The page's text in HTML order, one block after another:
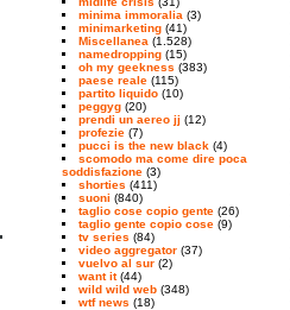
minima immoralia (3)
minimarketing (41)
Miscellanea (1.528)
namedropping (15)
oh my geekness (383)
paese reale (115)
partito liquido (10)
peggyg (20)
prendi un aereo jj (12)
profezie (7)
pucci is the new black (4)
scomodo ma come dire poca
soddisfazione (3)
shorties (411)
suoni (840)
taglio cose copio gente (26)
taglio gente copio cose (9)
tv series (84)
video aggregator (37)
vuelvo al sur (2)
want it(44)
wild wild web (348)
wtf news (18)